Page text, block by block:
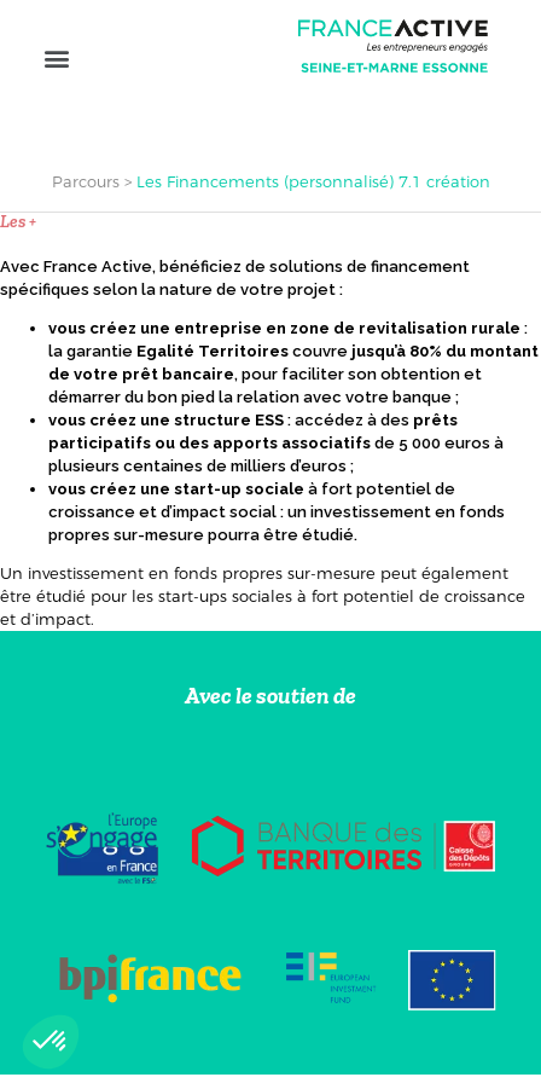
Parcours> Les Financements (personnalisé) 7.1 création
Les +
Avec France Active, bénéficiez de solutions de financement
spécifiques selon la nature de votre projet :
vous créez une entreprise en zone de revitalisation rurale :
la garantie Egalité Territoires couvre jusqu’à 80% du montant
de votre prêt bancaire, pour faciliter son obtention et
démarrer du bon pied la relation avec votre banque ;
vous créez une structure ESS : accédez à des prêts
participatifs ou des apports associatifs de 5 000 euros à
plusieurs centaines de milliers d’euros ;
vous créez une start-up sociale à fort potentiel de
croissance et d’impact social : un investissement en fonds
propres sur-mesure pourra être étudié.
Un investissement en fonds propres sur-mesure peut également
être étudié pour les start-ups sociales à fort potentiel de croissance
et d’impact.
Avec le soutien de